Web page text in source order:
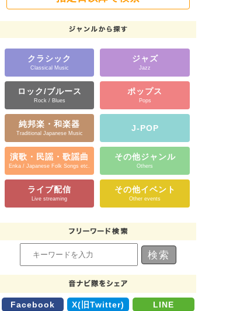
クラシック
Classical Music
ジャズ
Jazz
ロック/ブルース
Rock / Blues
ポップス
Pops
純邦楽・和楽器
Traditional Japanese Music
J-POP
演歌・民謡・歌謡曲
Enka / Japanese Folk Songs etc.
その他ジャンル
Others
ライブ配信
Live streaming
その他イベント
Other events
Facebook X(旧Twitter) LINE